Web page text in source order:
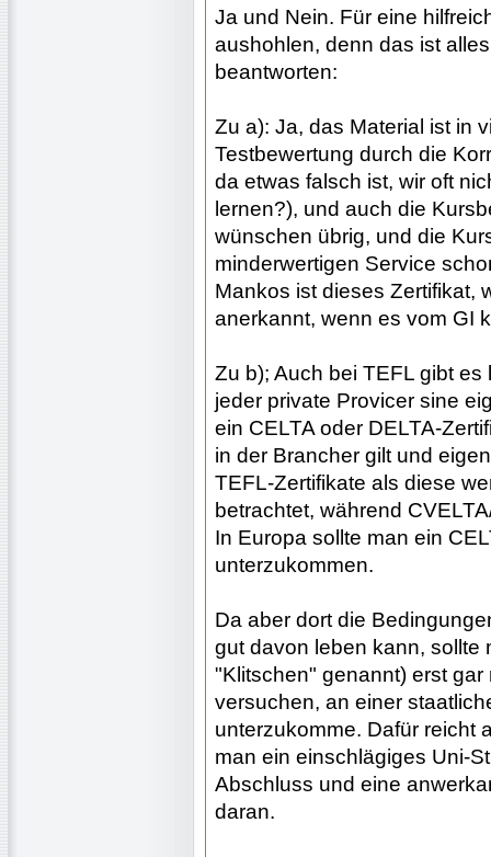
Ja und Nein. Für eine
aushohlen, denn das ist
beantworten:
Zu a): Ja, das Material ist in
Testbewertung durch die
da etwas falsch ist, wir oft
lernen?), und auch die
wünschen übrig, und die
minderwertigen Service
Mankos ist dieses Zertifikat,
anerkannt, wenn es vom GI
Zu b); Auch bei TEFL gibt
jeder private Provicer sine
ein CELTA oder DELTA-
in der Brancher gilt und
TEFL-Zertifikate als diese
betrachtet, während
In Europa sollte man ein
unterzukommen.
Da aber dort die
gut davon leben kann, sollte
"Klitschen" genannt) erst
versuchen, an einer
unterzukomme. Dafür reicht
man ein einschlägiges Uni-
Abschluss und eine
daran.